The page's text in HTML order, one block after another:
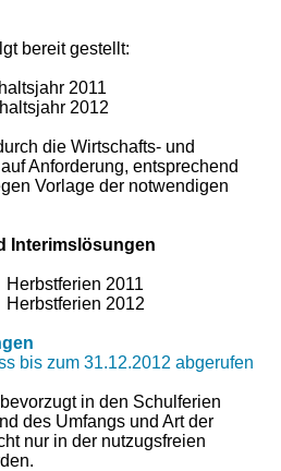
bereit gestellt:
2011
2012
die Wirtschafts- und
Anforderung, entsprechend
Vorlage der notwendigen
2011
2012
bis zum 31.12.2012 abgerufen
in den Schulferien
des Umfangs und Art der
nur in der nutzugsfreien